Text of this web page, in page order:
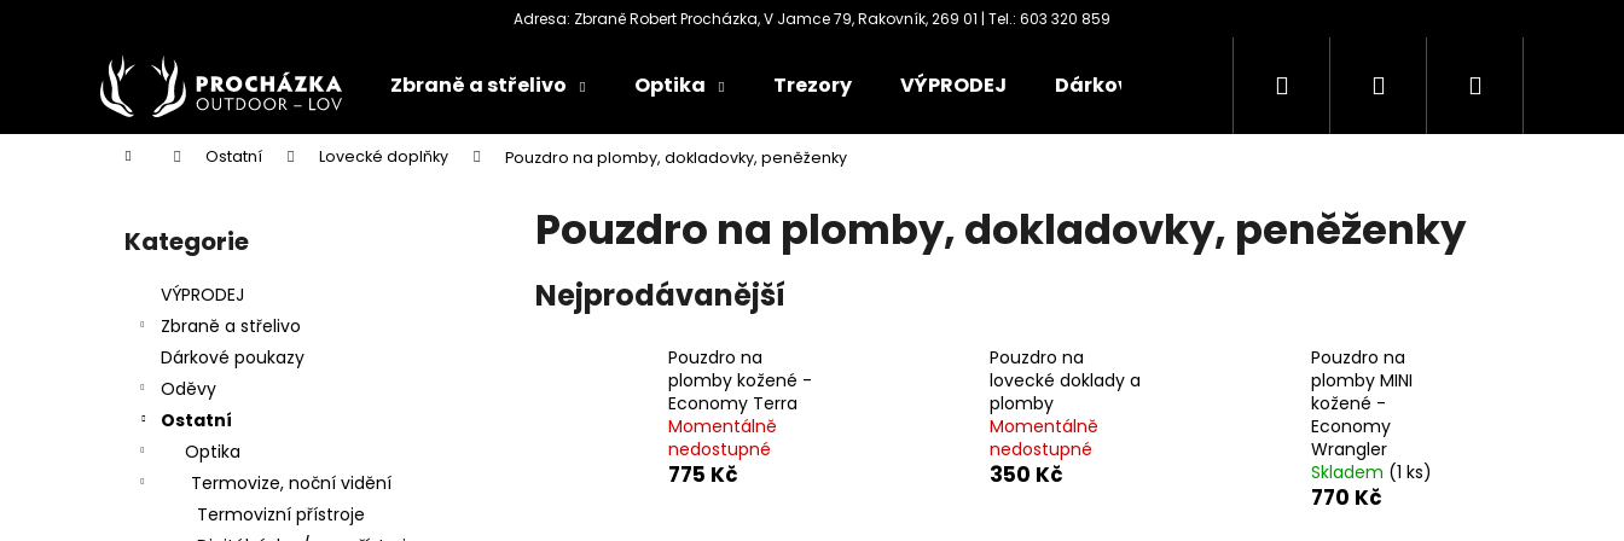
Zbraně a střelivo Optika Trezory VÝPRODEJ Dárkové poukazy Oděvy Kontakty
Hledat PřihlášeníNákupní
Domů Ostatní Lovecké doplňky Pouzdro na plomby, dokladovky, peněženky
Přeskočit
kategorie
Kategorie
VÝPRODEJ
Zbraně a střelivo
Dárkové poukazy
Oděvy
Ostatní
Optika
Termovize, noční vidění
Termovizní přístroje
Pouzdro na plomby, dokladovky, peněženky
Nejprodávanější
Pouzdro na
plomby kožené -
Economy Terra
Momentálně
nedostupné
775 Kč
Pouzdro na
lovecké doklady a
plomby
Momentálně
nedostupné
350 Kč
Pouzdro na
plomby MINI
kožené -
Economy
Wrangler
Skladem (1 ks)
770 Kč
k
Zpět
obchodu
Zpět
obchodu
Co potřebujete najít?
HLEDAT
Následující